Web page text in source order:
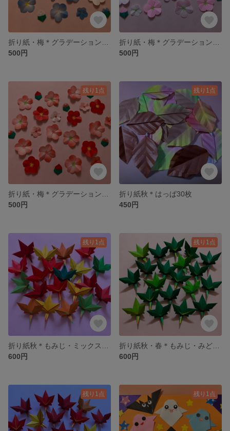
500円
500円
残り1点
500円
残り1点
折り紙秋＊はっぱ30枚
450円
残り1点
600円
残り1点
600円
残り1点 残り1点